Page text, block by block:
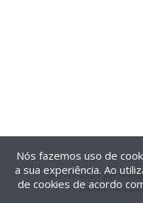
@2014-2026
Termos de uso
Nós fazemos uso de
a sua experiência. Ao
de cookies de acordo